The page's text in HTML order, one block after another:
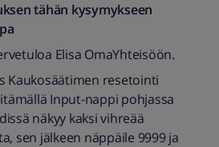
tähän kysymykseen
Elisa OmaYhteisöön.
Kaukosäätimen resetointi
Input-nappi pohjassa
näkyy kaksi vihreää
sen jälkeen näppäile 9999 ja